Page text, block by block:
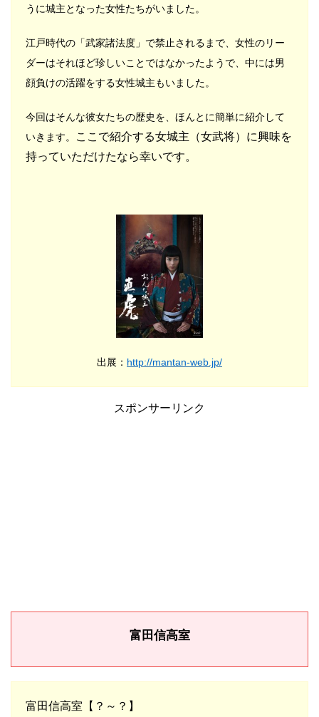
うに城主となった女性たちがいました。
江戸時代の「武家諸法度」で禁止されるまで、女性のリー
ダーはそれほど珍しいことではなかったようで、 中には男
顔負けの活躍をする女性城主もいました。
今回はそんな彼女たちの歴史を、ほんとに簡単に紹介して
いきます。
ここで紹介する女城主（女武将）に興味を
持っていただけたなら幸いです。
出展： http://mantan-web.jp/
スポンサーリンク
富田信高室
富田信高室【？～？】